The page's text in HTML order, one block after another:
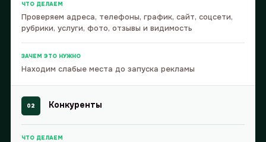
ЧТО ДЕЛАЕМ
Проверяем адреса, телефоны, график, сайт, соцсети,
рубрики, услуги, фото, отзывы и видимость
ЗАЧЕМ ЭТО НУЖНО
Находим слабые места до запуска рекламы
02 Конкуренты
ЧТО ДЕЛАЕМ